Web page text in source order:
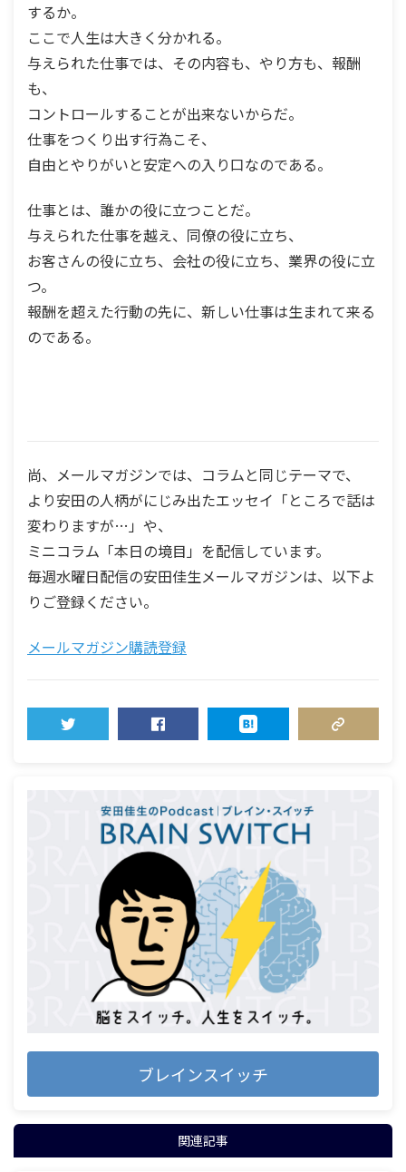
するか。
ここで人生は大きく分かれる。
与えられた仕事では、その内容も、やり方も、報酬
も、
コントロールすることが出来ないからだ。
仕事をつくり出す行為こそ、
自由とやりがいと安定への入り口なのである。
仕事とは、誰かの役に立つことだ。
与えられた仕事を越え、同僚の役に立ち、
お客さんの役に立ち、会社の役に立ち、業界の役に立
つ。
報酬を超えた行動の先に、新しい仕事は生まれて来る
のである。
尚、メールマガジンでは、コラムと同じテーマで、
より安田の人柄がにじみ出たエッセイ「ところで話は
変わりますが…」や、
ミニコラム「本日の境目」を配信しています。
毎週水曜日配信の安田佳生メールマガジンは、以下よ
りご登録ください。
メールマガジン購読登録
ブレインスイッチ
関連記事